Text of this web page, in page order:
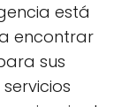
está
encontrar
sus